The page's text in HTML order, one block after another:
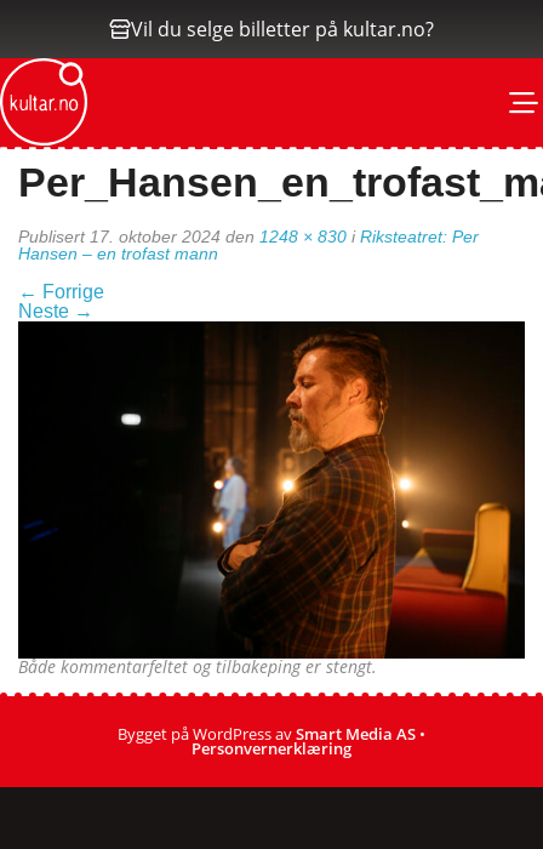
Vil du selge billetter på kultar.no?
Publisert 17. oktober 2024 den 1248 × 830 iRiksteatret: Per
Hansen – en trofast mann
← Forrige
Neste →
Både kommentarfeltet og tilbakeping er stengt.
Bygget på WordPress avSmart Media AS •
Personvernerklæring